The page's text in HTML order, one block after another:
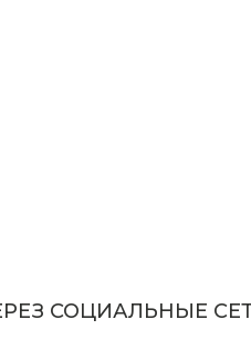
СОЦИАЛЬНЫЕ